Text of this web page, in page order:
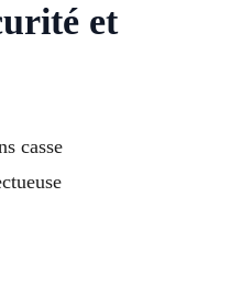
et
casse